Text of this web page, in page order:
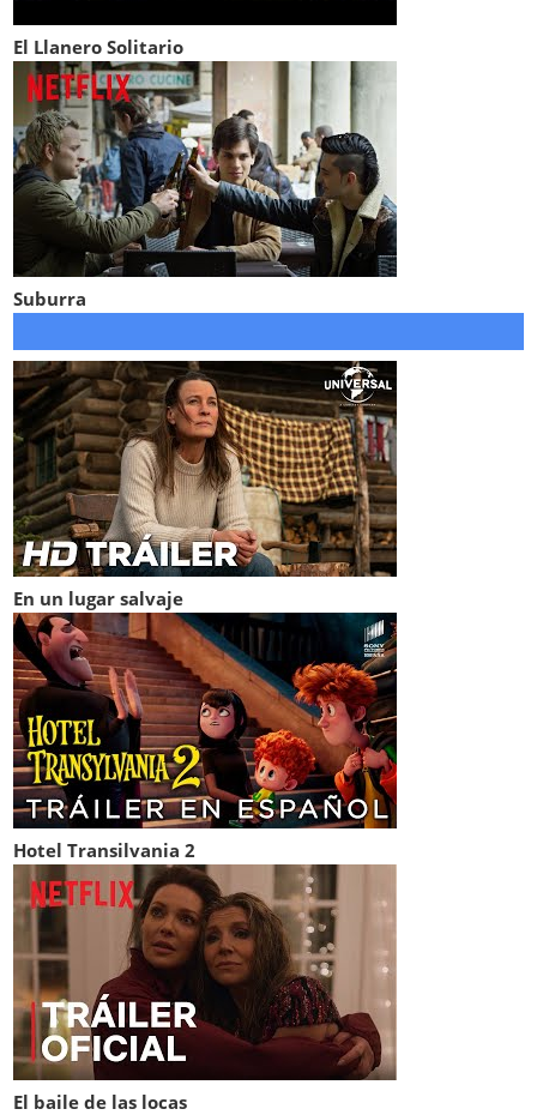
El Llanero Solitario
Suburra
En un lugar salvaje
Hotel Transilvania 2
El baile de las locas